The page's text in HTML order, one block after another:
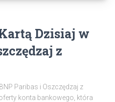
Dzisiaj w
z
Paribas i Oszczędzaj z
konta bankowego, która